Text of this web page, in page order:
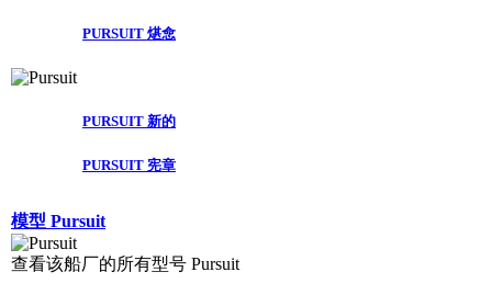
PURSUIT 煁㥐
PURSUIT 新的
PURSUIT 宪章
模型 Pursuit
查看该船厂的所有型号 Pursuit